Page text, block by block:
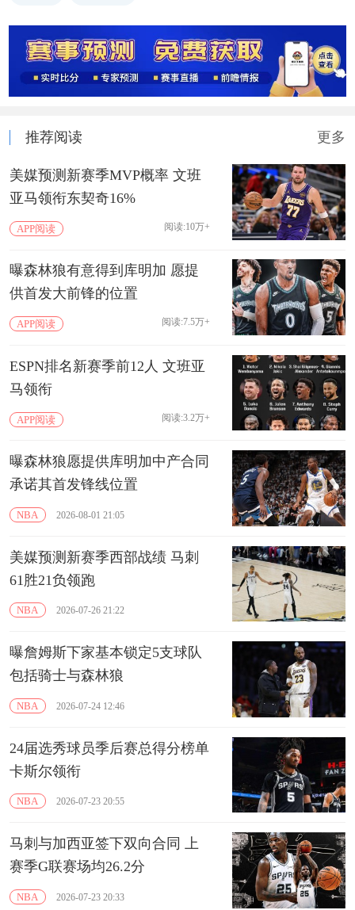
推荐阅读 更多
美媒预测新赛季MVP概率 文班
亚马领衔东契奇16%
APP阅读 阅读:10万+
曝森林狼有意得到库明加 愿提
供首发大前锋的位置
APP阅读 阅读:7.5万+
ESPN排名新赛季前12人 文班亚
马领衔
APP阅读 阅读:3.2万+
曝森林狼愿提供库明加中产合同
承诺其首发锋线位置
NBA 2026-08-01 21:05
美媒预测新赛季西部战绩 马刺
61胜21负领跑
NBA 2026-07-26 21:22
曝詹姆斯下家基本锁定5支球队
包括骑士与森林狼
NBA 2026-07-24 12:46
24届选秀球员季后赛总得分榜单
卡斯尔领衔
NBA 2026-07-23 20:55
马刺与加西亚签下双向合同 上
赛季G联赛场均26.2分
NBA 2026-07-23 20:33